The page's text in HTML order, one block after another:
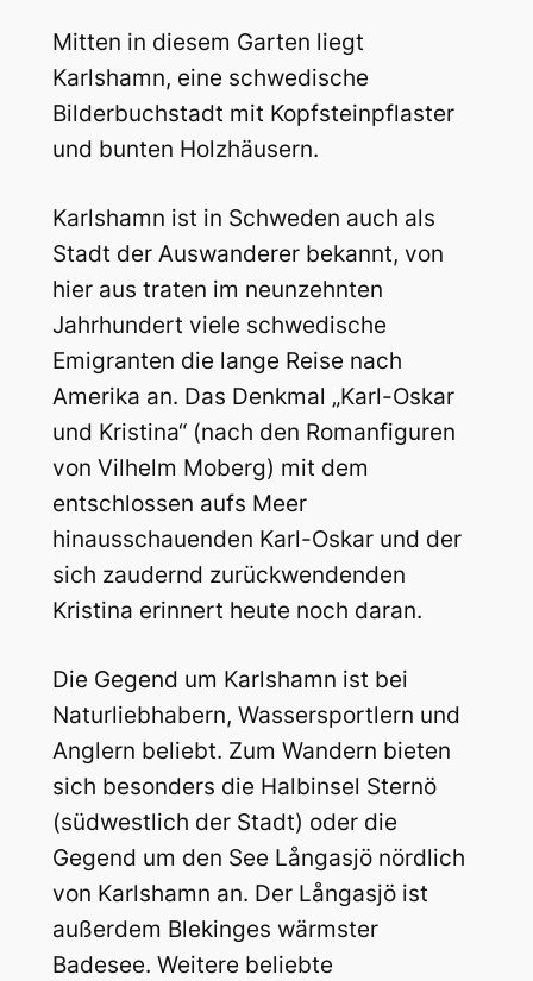
Mitten in diesem Garten liegt
Karlshamn, eine schwedische
Bilderbuchstadt mit Kopfsteinpflaster
und bunten Holzhäusern.
Karlshamn ist in Schweden auch als
Stadt der Auswanderer bekannt, von
hier aus traten im neunzehnten
Jahrhundert viele schwedische
Emigranten die lange Reise nach
Amerika an. Das Denkmal „Karl-Oskar
und Kristina“ (nach den Romanfiguren
von Vilhelm Moberg) mit dem
entschlossen aufs Meer
hinausschauenden Karl-Oskar und der
sich zaudernd zurückwendenden
Kristina erinnert heute noch daran.
Die Gegend um Karlshamn ist bei
Naturliebhabern, Wassersportlern und
Anglern beliebt. Zum Wandern bieten
sich besonders die Halbinsel Sternö
(südwestlich der Stadt) oder die
Gegend um den See Långasjö nördlich
von Karlshamn an. Der Långasjö ist
außerdem Blekinges wärmster
Badesee. Weitere beliebte